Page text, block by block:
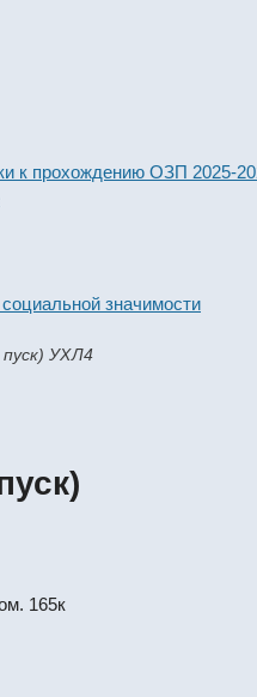
ОЗП 2025-2026
значимости
УХЛ4
165к